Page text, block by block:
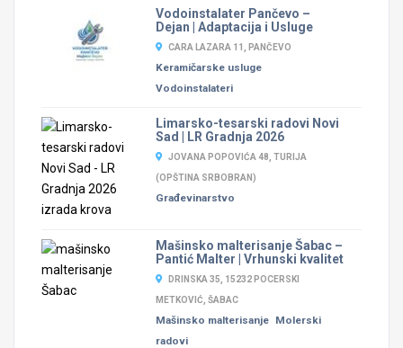
Vodoinstalater Pančevo –
Dejan | Adaptacija i Usluge
CARA LAZARA 11, PANČEVO
Keramičarske usluge
Vodoinstalateri
Limarsko-tesarski radovi Novi
Sad | LR Gradnja 2026
JOVANA POPOVIĆA 48, TURIJA
(OPŠTINA SRBOBRAN)
Građevinarstvo
Mašinsko malterisanje Šabac –
Pantić Malter | Vrhunski kvalitet
DRINSKA 35, 15232 POCERSKI
METKOVIĆ, ŠABAC
Mašinsko malterisanje Molerski
radovi